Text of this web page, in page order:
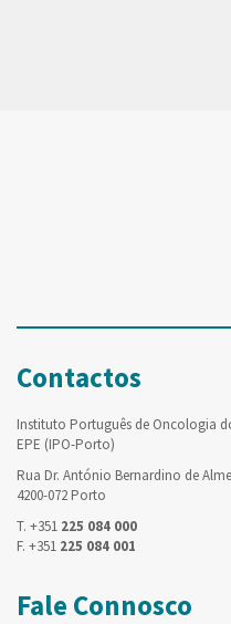
Contactos
Instituto Português de Oncologia
EPE (IPO-Porto)
Rua Dr. António Bernardino de
4200-072 Porto
T. +351 225 084 000
F. +351 225 084 001
Fale Connosco